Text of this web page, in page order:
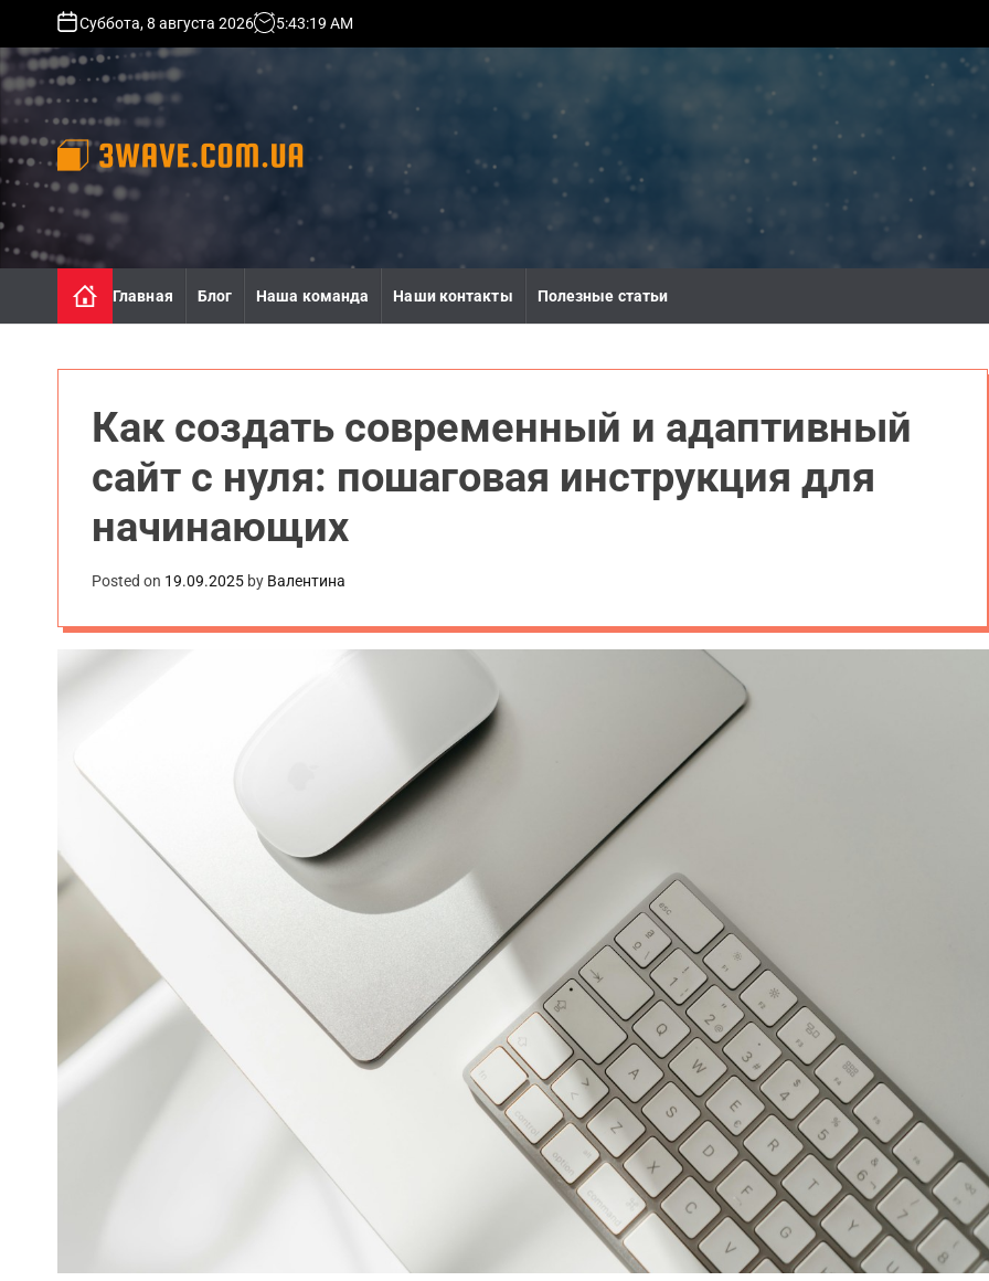
p
o
o
n
t
e
Суббота, 8 августа 2026 5:43:20 AM
3
w
a
v
c
Главная Блог Наша команда Наши контакты Полезные статьи
Как создать современный и адаптивный
сайт с нуля: пошаговая инструкция для
начинающих
Posted on 19.09.2025 by Валентина